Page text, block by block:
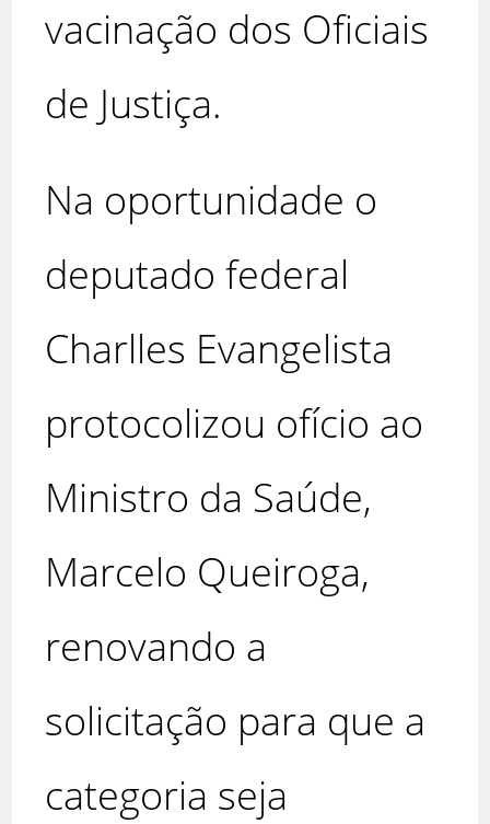
vacinação dos Oficiais
de Justiça.
Na oportunidade o
deputado federal
Charlles Evangelista
protocolizou ofício ao
Ministro da Saúde,
Marcelo Queiroga,
renovando a
solicitação para que a
categoria seja